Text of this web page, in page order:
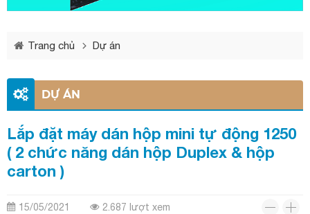
Trang chủ Dự án
DỰ ÁN
Lắp đặt máy dán hộp mini tự động 1250
( 2 chức năng dán hộp Duplex & hộp
carton )
15/05/2021 2.687 lượt xem